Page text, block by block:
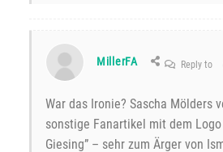
MillerFA Reply to
War das Ironie? Sascha Mölders
sonstige Fanartikel mit dem Logo
Giesing” – sehr zum Ärger von